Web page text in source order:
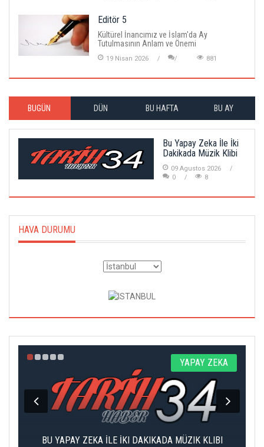
Editör 5
Kültürel İnancımız ve İslam'da Ay
Tutulmasının Anlam ve Önemi
19 Nisan 2026 881
BUGÜN DÜN BU HAFTA BU AY
Bu Yapay Zeka İle İki
Dakikada Müzik Klibi
09 Agustos 2026
0
8
HAVA DURUMU
YAPAY ZEKA
BU YAPAY ZEKA İLE İKI DAKIKADA MÜZIK KLIBI